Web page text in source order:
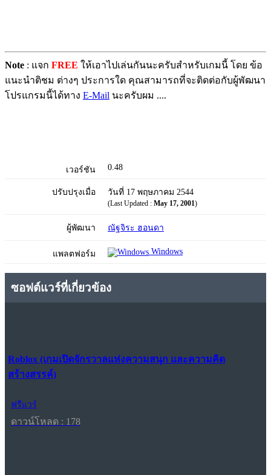
Note : แจก FREE ให้เอาไปเล่นกันนะครับสำหรับเกมนี้ โดย ข้อ
แนะนำติชม ต่างๆ ประการใด คุณสามารถที่จะติดต่อกับผู้พัฒนา
โปรแกรมนี้ได้ทาง E-Mail นะครับผม ....
เวอร์ชัน 0.48
ปรับปรุงเมื่อ วันที่ 17 พฤษภาคม 2544
(Last Updated : May 17, 2001)
ผู้พัฒนา ณัฐจิระ ฮอนดา
แพลตฟอร์ม Windows
ซอฟต์แวร์ที่เกี่ยวข้อง
Roblox (เกมเปิดจักรวาลแห่งความสนุก และความคิด
สร้างสรรค์)
ฟรีแวร์
ดาวน์โหลด : 178